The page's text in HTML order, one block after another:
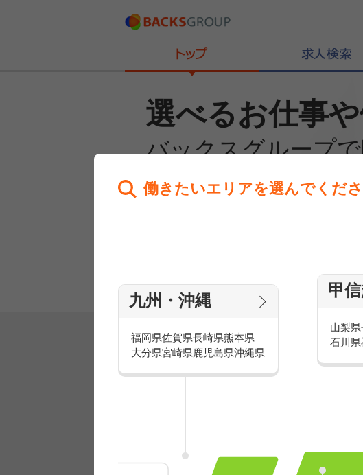
選べるお仕事
バックスグループ
働きたいエリアを選んでくだ
九州・沖縄
福岡県佐賀県長崎県熊本県
大分県宮崎県鹿児島県沖縄県
甲
山梨県
石川県
派遣